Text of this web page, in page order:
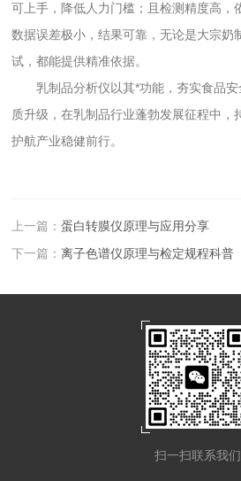
可上手，降低人力门槛；且检测精度高，
数据误差极小，结果可靠，无论是大宗奶
试，都能提供精准依据。
乳制品分析仪以其*功能，夯实食品安
质升级，在乳制品行业蓬勃发展征程中，
护航产业稳健前行。
上一篇：蛋白转膜仪原理与应用分享
下一篇：离子色谱仪原理与检定规程科普
扫一扫联系我们